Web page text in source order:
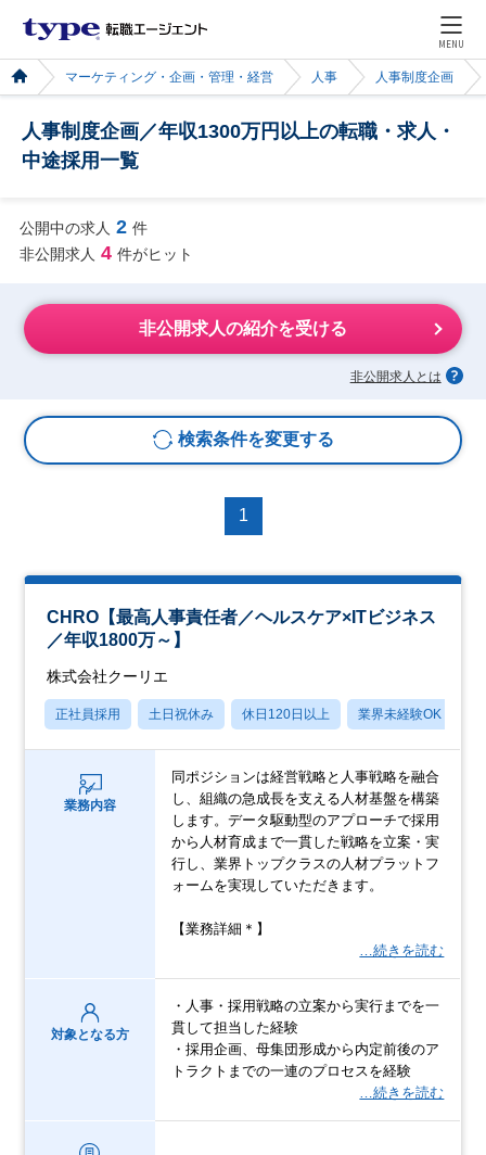
MENU
マーケティング・企画・管理・経営 人事 人事制度企画
人事制度企画／年収1300万円以上の転職・求人・
中途採用一覧
公開中の求人 2 件
非公開求人 4 件がヒット
非公開求人の紹介を受ける
非公開求人とは
検索条件を変更する
1
CHRO【最高人事責任者／ヘルスケア×ITビジネス
／年収1800万～】
株式会社クーリエ
正社員採用 土日祝休み 休日120日以上 業界未経験OK
業務内容
同ポジションは経営戦略と人事戦略を融合
し、組織の急成長を支える人材基盤を構築
します。データ駆動型のアプローチで採用
から人材育成まで一貫した戦略を立案・実
行し、業界トップクラスの人材プラットフ
ォームを実現していただきます。
【業務詳細＊】
…続きを読む
対象となる方
・人事・採用戦略の立案から実行までを一
貫して担当した経験
・採用企画、母集団形成から内定前後のア
トラクトまでの一連のプロセスを経験
…続きを読む